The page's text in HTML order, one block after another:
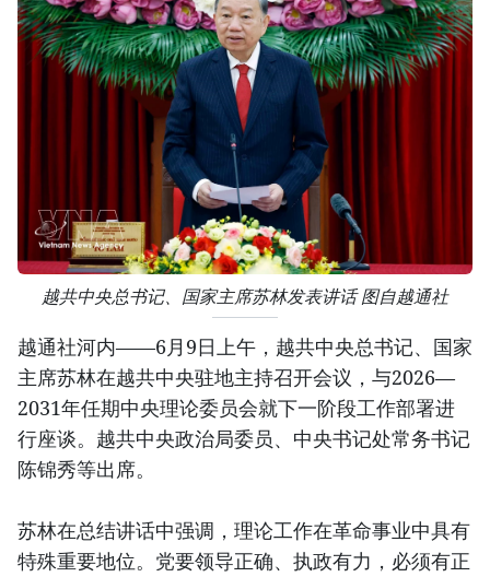
越共中央总书记、国家主席苏林发表讲话 图自越通社
越通社河内——6月9日上午，越共中央总书记、国家
主席苏林在越共中央驻地主持召开会议，与2026—
2031年任期中央理论委员会就下一阶段工作部署进
行座谈。越共中央政治局委员、中央书记处常务书记
陈锦秀等出席。
苏林在总结讲话中强调，理论工作在革命事业中具有
特殊重要地位。党要领导正确、执政有力，必须有正